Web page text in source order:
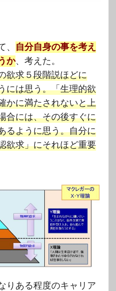
自分自身の事を考え
か、考えた。
欲求５段階説ほどに
には思う。「生理的欲
かに満たされないと上
合には、その後すぐに
るように思う。自分に
欲求」にそれほど重要
りある程度のキャリア